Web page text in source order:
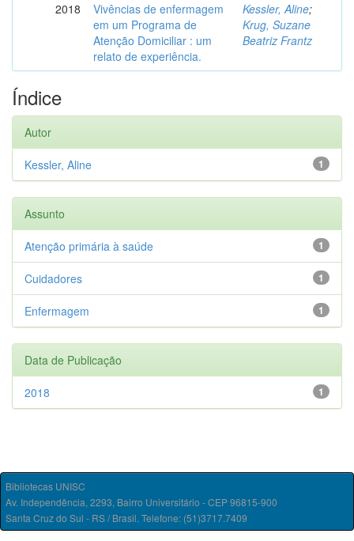
2018
Vivências de enfermagem
em um Programa de
Atenção Domiciliar : um
relato de experiência.
Kessler, Aline;
Krug, Suzane
Beatriz Frantz
Índice
Autor
1
Kessler, Aline
Assunto
1
Atenção primária à saúde
1
Cuidadores
1
Enfermagem
Data de Publicação
1
2018
Bibliotecas UNISC
Av. Independência, 2293, Bairro Universitário - CEP 96815-900
Santa Cruz do Sul - RS / Brasil. Telefone: (51)3717.7409